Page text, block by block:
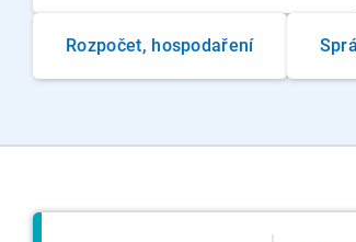
Rozpočet, hospodaření